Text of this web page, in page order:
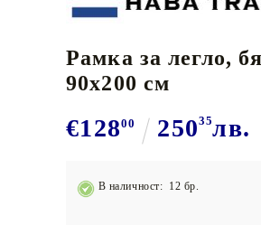
Баскетбол
Бейзбол и
Хокей и лакрос
Основно
Рамка за легло,
90x200 см
€12800 25035лв.
В наличност: 12 бр.